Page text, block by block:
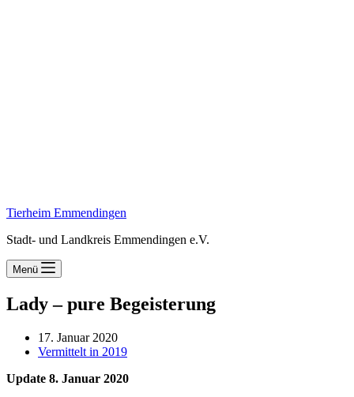
Tierheim Emmendingen
Stadt- und Landkreis Emmendingen e.V.
Menü
Lady – pure Begeisterung
17. Januar 2020
Vermittelt in 2019
Update 8. Januar 2020